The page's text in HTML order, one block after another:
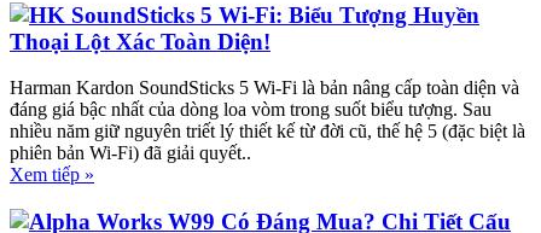
HK SoundSticks 5 Wi-Fi: Biểu Tượng Huyền
Thoại Lột Xác Toàn Diện!
Harman Kardon SoundSticks 5 Wi-Fi là bản nâng cấp toàn diện và
đáng giá bậc nhất của dòng loa vòm trong suốt biểu tượng. Sau
nhiều năm giữ nguyên triết lý thiết kế từ đời cũ, thế hệ 5 (đặc biệt là
phiên bản Wi-Fi) đã giải quyết..
Xem tiếp »
Alpha Works W99 Có Đáng Mua? Chi Tiết Cấu